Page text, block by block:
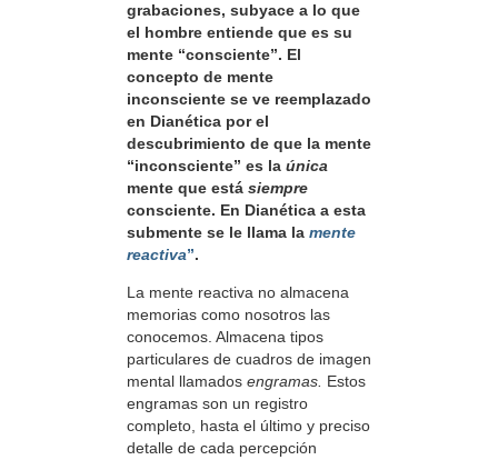
grabaciones, subyace a lo que
el hombre entiende que es su
mente “consciente”. El
concepto de mente
inconsciente se ve reemplazado
en Dianética por el
descubrimiento de que la mente
“inconsciente” es la única
mente que está siempre
consciente. En Dianética a esta
submente se le llama la mente
reactiva”.
La mente reactiva no almacena
memorias como nosotros las
conocemos. Almacena tipos
particulares de cuadros de imagen
mental llamados engramas. Estos
engramas son un registro
completo, hasta el último y preciso
detalle de cada percepción